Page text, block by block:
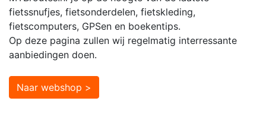
fietssnufjes, fietsonderdelen, fietskleding,
fietscomputers, GPSen en boekentips.
Op deze pagina zullen wij regelmatig interressante
aanbiedingen doen.
Naar webshop >